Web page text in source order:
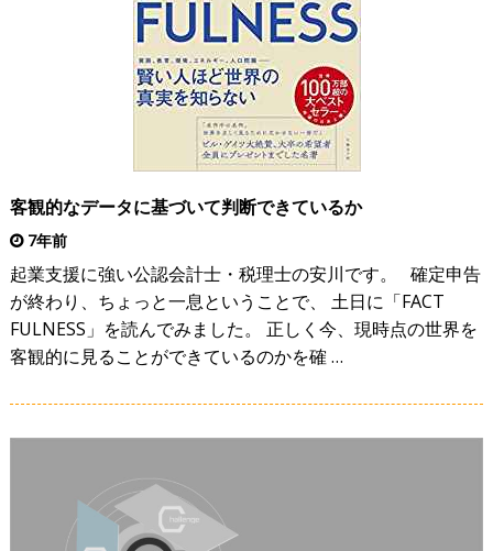
客観的なデータに基づいて判断できているか
7年前
起業支援に強い公認会計士・税理士の安川です。 確定申告
が終わり、ちょっと一息ということで、 土日に「FACT
FULNESS」を読んでみました。 正しく今、現時点の世界を
客観的に見ることができているのかを確 …